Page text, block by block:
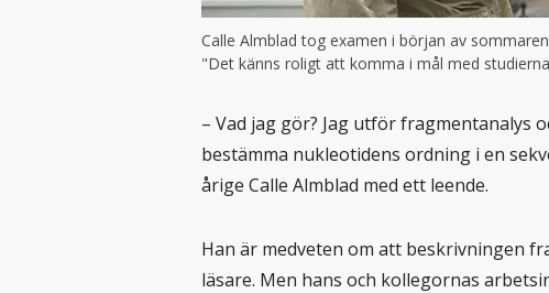
Calle Almblad tog examen i början av
"Det känns roligt att komma i mål med
– Vad jag gör? Jag utför fragmentanalys
bestämma nukleotidens ordning i en
årige Calle Almblad med ett leende.
Han är medveten om att beskrivningen
läsare. Men hans och kollegornas